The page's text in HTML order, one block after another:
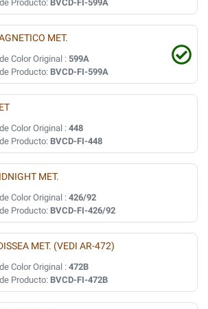
Producto: BVCD-FI-599A
MET.
Color Original : 599A
Producto: BVCD-FI-599A
Color Original : 448
Producto: BVCD-FI-448
MET.
Color Original : 426/92
Producto: BVCD-FI-426/92
MET. (VEDI AR-472)
Color Original : 472B
Producto: BVCD-FI-472B